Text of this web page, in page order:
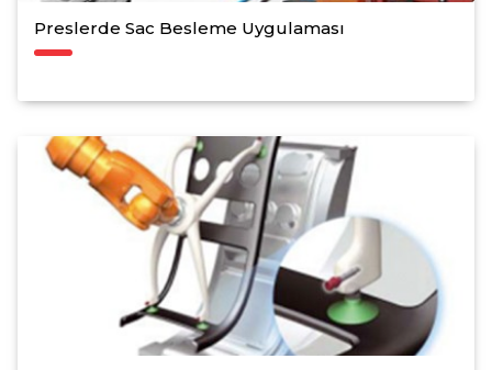
Preslerde Sac Besleme Uygulaması